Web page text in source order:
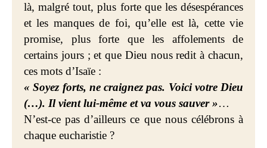
là, malgré tout, plus forte que les désespérances
et les manques de foi, qu’elle est là, cette vie
promise, plus forte que les affolements de
certains jours ; et que Dieu nous redit à chacun,
ces mots d’Isaïe :
« Soyez forts, ne craignez pas. Voici votre Dieu
(…). Il vient lui-même et va vous sauver »…
N’est-ce pas d’ailleurs ce que nous célébrons à
chaque eucharistie ?